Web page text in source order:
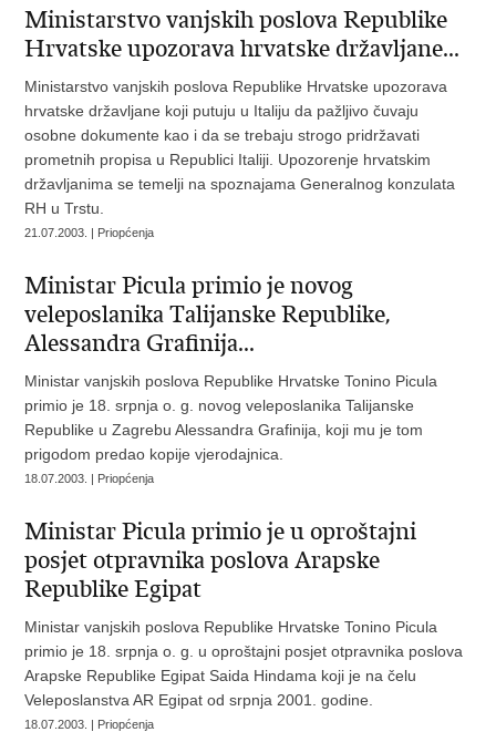
Ministarstvo vanjskih poslova Republike
Hrvatske upozorava hrvatske državljane...
Ministarstvo vanjskih poslova Republike Hrvatske upozorava
hrvatske državljane koji putuju u Italiju da pažljivo čuvaju
osobne dokumente kao i da se trebaju strogo pridržavati
prometnih propisa u Republici Italiji. Upozorenje hrvatskim
državljanima se temelji na spoznajama Generalnog konzulata
RH u Trstu.
21.07.2003. | Priopćenja
Ministar Picula primio je novog
veleposlanika Talijanske Republike,
Alessandra Grafinija...
Ministar vanjskih poslova Republike Hrvatske Tonino Picula
primio je 18. srpnja o. g. novog veleposlanika Talijanske
Republike u Zagrebu Alessandra Grafinija, koji mu je tom
prigodom predao kopije vjerodajnica.
18.07.2003. | Priopćenja
Ministar Picula primio je u oproštajni
posjet otpravnika poslova Arapske
Republike Egipat
Ministar vanjskih poslova Republike Hrvatske Tonino Picula
primio je 18. srpnja o. g. u oproštajni posjet otpravnika poslova
Arapske Republike Egipat Saida Hindama koji je na čelu
Veleposlanstva AR Egipat od srpnja 2001. godine.
18.07.2003. | Priopćenja